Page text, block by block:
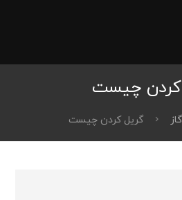
کردن چیست
گریل کردن چیست